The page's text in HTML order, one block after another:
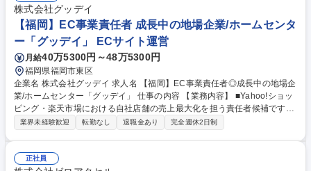
で安定したリード獲得基盤を作るために、SEOを軸とした集客チャネルの
強化が必要です。社内に「全体戦略を描き、外注を動かし、成果につなげ
る」役割を担う組織づくりを行います。 募集職種 【大阪/WEBマーケ】業
界トップシェア自社SaaS/賞与年3回/AI×SEO
株式会社グッデイ
【福岡】EC事業責任者 成長中の地場企業/ホームセンタ
ー「グッデイ」 ECサイト運営
月給40万5300円～48万5300円
福岡県福岡市東区
企業名 株式会社グッデイ 求人名 【福岡】EC事業責任者◎成長中の地場企
業/ホームセンター「グッデイ」 仕事の内容 【業務内容】 ■Yahoo!ショッ
ピング・楽天市場における自社店舗の売上最大化を担う責任者候補です。
【業務詳細】 ■モール（Yahoo!・楽天）の運用戦略立案、広告運用、PL
のため、世の中の変化に敏感に反応し、お客様や地域に寄り添った事業運
業界未経験歓迎 転勤なし 退職金あり 完全週休2日制
正社員